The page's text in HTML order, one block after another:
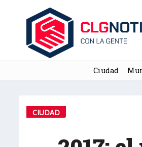
Ciudad
CIUDAD